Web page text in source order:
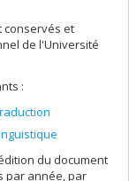
conservés et
de l'Université
:
du document
par année, par